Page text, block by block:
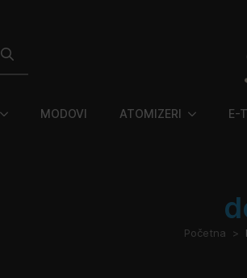
MODOVI ATOMIZERI E-
Početna